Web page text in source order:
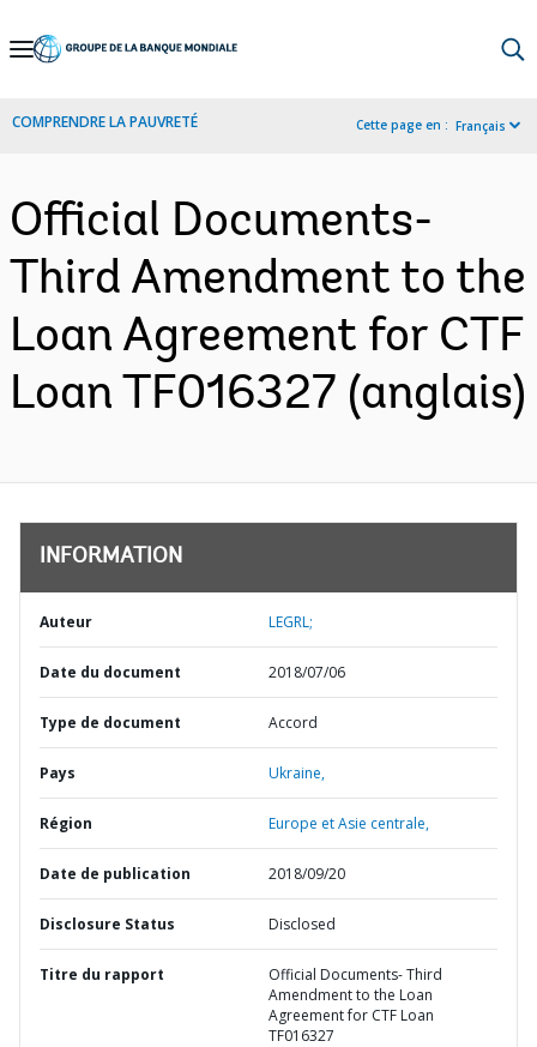
Skip
Navigation
COMPRENDRE LA PAUVRETÉ Cette page en : Français
Official Documents-
Third Amendment to the
Loan Agreement for CTF
Loan TF016327 (anglais)
INFORMATION
Auteur LEGRL;
Date du document 2018/07/06
Type de document Accord
Pays Ukraine,
Région Europe et Asie centrale,
Date de publication 2018/09/20
Disclosure Status Disclosed
Titre du rapport
Official Documents- Third
Amendment to the Loan
Agreement for CTF Loan
TF016327